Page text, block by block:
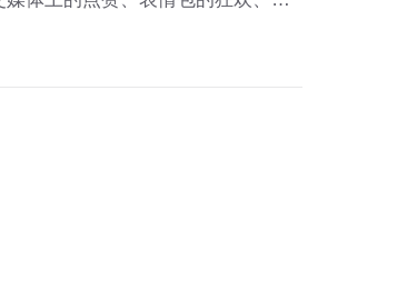
的新图景。当我们用“哈哈哈”代